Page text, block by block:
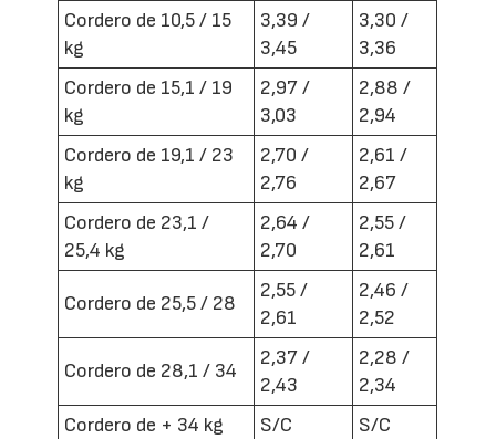
Cordero de 10,5 / 15
kg
3,39 /
3,45
3,30 /
3,36
Cordero de 15,1 / 19
kg
2,97 /
3,03
2,88 /
2,94
Cordero de 19,1 / 23
kg
2,70 /
2,76
2,61 /
2,67
Cordero de 23,1 /
25,4 kg
2,64 /
2,70
2,55 /
2,61
Cordero de 25,5 / 28
2,55 /
2,61
2,46 /
2,52
Cordero de 28,1 / 34
2,37 /
2,43
2,28 /
2,34
Cordero de + 34 kg
S/C S/C